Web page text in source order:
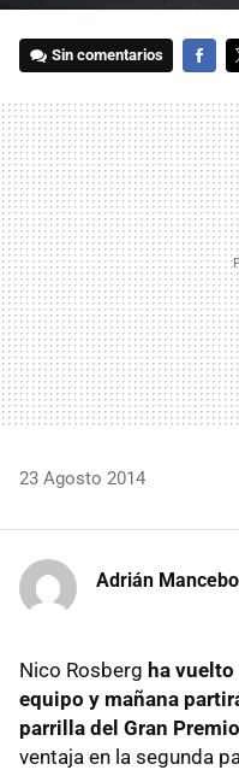
Sin comentarios
23 Agosto 2014
Adrián Mancebo
Nico Rosberg ha vuelto
equipo y mañana
parrilla del Gran
ventaja en la segunda